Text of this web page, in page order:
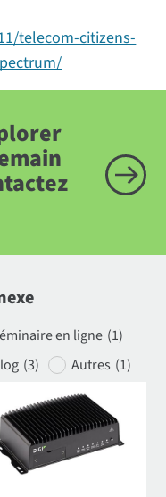
telecom-citizens-
en ligne (1)
(3) Autres (1)